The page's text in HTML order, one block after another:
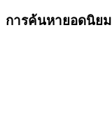
การค้นหายอดนิยม